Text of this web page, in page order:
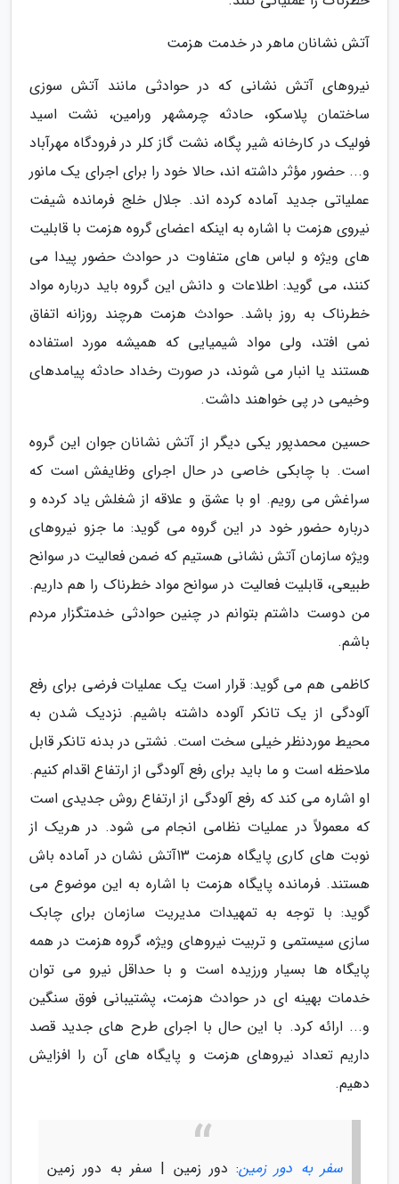
آتش نشانان ماهر در خدمت هزمت
نیروهای آتش نشانی که در حوادثی مانند آتش سوزی
ساختمان پلاسکو، حادثه چرمشهر ورامین، نشت اسید
فولیک در کارخانه شیر پگاه، نشت گاز کلر در فرودگاه مهرآباد
و... حضور مؤثر داشته اند، حالا خود را برای اجرای یک مانور
عملیاتی جدید آماده کرده اند. جلال خلج فرمانده شیفت
نیروی هزمت با اشاره به اینکه اعضای گروه هزمت با قابلیت
های ویژه و لباس های متفاوت در حوادث حضور پیدا می
کنند، می گوید: اطلاعات و دانش این گروه باید درباره مواد
خطرناک به روز باشد. حوادث هزمت هرچند روزانه اتفاق
نمی افتد، ولی مواد شیمیایی که همیشه مورد استفاده
هستند یا انبار می شوند، در صورت رخداد حادثه پیامدهای
وخیمی در پی خواهند داشت.
حسین محمدپور یکی دیگر از آتش نشانان جوان این گروه
است. با چابکی خاصی در حال اجرای وظایفش است که
سراغش می رویم. او با عشق و علاقه از شغلش یاد کرده و
درباره حضور خود در این گروه می گوید: ما جزو نیروهای
ویژه سازمان آتش نشانی هستیم که ضمن فعالیت در سوانح
طبیعی، قابلیت فعالیت در سوانح مواد خطرناک را هم داریم.
من دوست داشتم بتوانم در چنین حوادثی خدمتگزار مردم
باشم.
کاظمی هم می گوید: قرار است یک عملیات فرضی برای رفع
آلودگی از یک تانکر آلوده داشته باشیم. نزدیک شدن به
محیط موردنظر خیلی سخت است. نشتی در بدنه تانکر قابل
ملاحظه است و ما باید برای رفع آلودگی از ارتفاع اقدام کنیم.
او اشاره می کند که رفع آلودگی از ارتفاع روش جدیدی است
که معمولاً در عملیات نظامی انجام می شود. در هریک از
نوبت های کاری پایگاه هزمت 13آتش نشان در آماده باش
هستند. فرمانده پایگاه هزمت با اشاره به این موضوع می
گوید: با توجه به تمهیدات مدیریت سازمان برای چابک
سازی سیستمی و تربیت نیروهای ویژه، گروه هزمت در همه
پایگاه ها بسیار ورزیده است و با حداقل نیرو می توان
خدمات بهینه ای در حوادث هزمت، پشتیبانی فوق سنگین
و... ارائه کرد. با این حال با اجرای طرح های جدید قصد
داریم تعداد نیروهای هزمت و پایگاه های آن را افزایش
دهیم.
سفر به دور زمین: دور زمین | سفر به دور زمین